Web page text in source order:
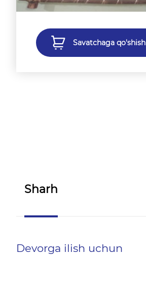
Savatchaga qo'shish
Sharh
Devorga ilish uchun